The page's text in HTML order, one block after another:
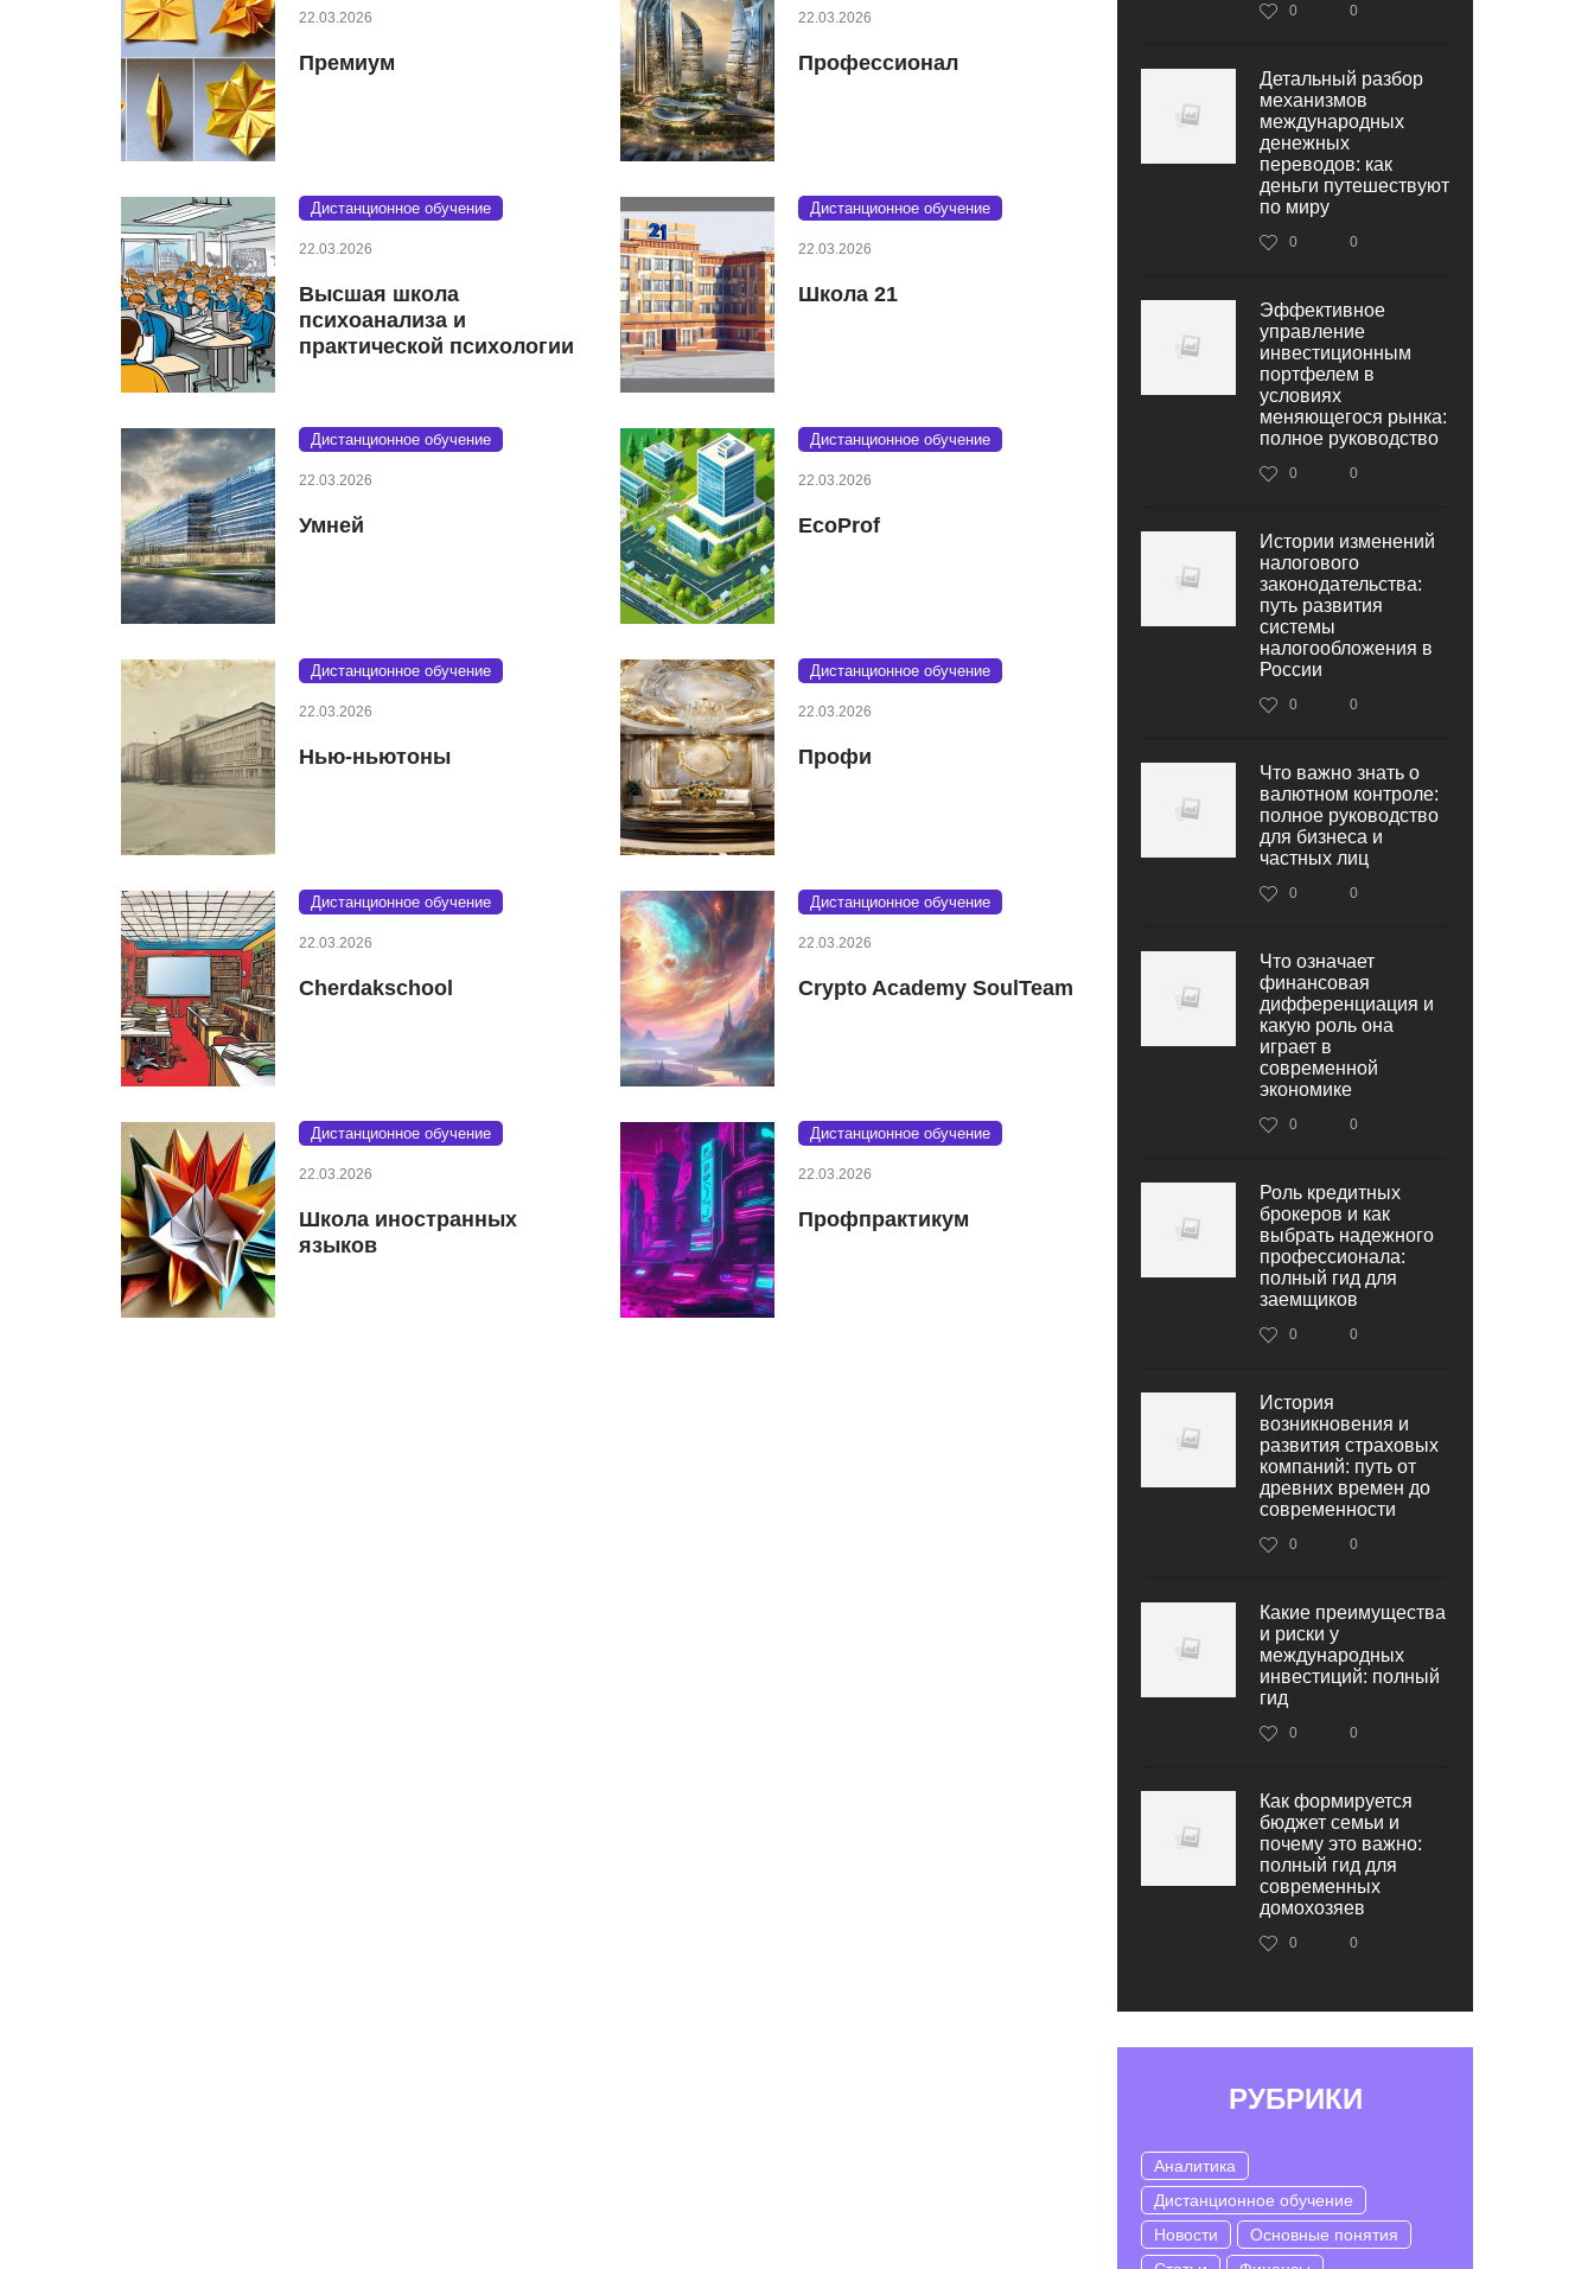
22.03.2026
Премиум
22.03.2026
Профессионал
Дистанционное обучение
22.03.2026
Высшая школа
психоанализа и
практической психологии
Дистанционное обучение
22.03.2026
Школа 21
Дистанционное обучение
22.03.2026
Умней
Дистанционное обучение
22.03.2026
EcoProf
Дистанционное обучение
22.03.2026
Нью-ньютоны
Дистанционное обучение
22.03.2026
Профи
Дистанционное обучение
22.03.2026
Cherdakschool
Дистанционное обучение
22.03.2026
Crypto Academy SoulTeam
Дистанционное обучение
22.03.2026
Школа иностранных
языков
Дистанционное обучение
22.03.2026
Профпрактикум
0 0
Детальный разбор
механизмов
международных
денежных
переводов: как
деньги путешествуют
по миру
0 0
Эффективное
управление
инвестиционным
портфелем в
условиях
меняющегося рынка:
полное руководство
0 0
Истории изменений
налогового
законодательства:
путь развития
системы
налогообложения в
России
0 0
Что важно знать о
валютном контроле:
полное руководство
для бизнеса и
частных лиц
0 0
Что означает
финансовая
дифференциация и
какую роль она
играет в
современной
экономике
0 0
Роль кредитных
брокеров и как
выбрать надежного
профессионала:
полный гид для
заемщиков
0 0
История
возникновения и
развития страховых
компаний: путь от
древних времен до
современности
0 0
Какие преимущества
и риски у
международных
инвестиций: полный
гид
0 0
Как формируется
бюджет семьи и
почему это важно:
полный гид для
современных
домохозяев
0 0
РУБРИКИ
Аналитика
Дистанционное обучение
Новости
Основные понятия